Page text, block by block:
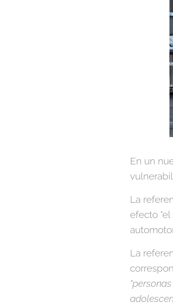
En un
La
efecto
La